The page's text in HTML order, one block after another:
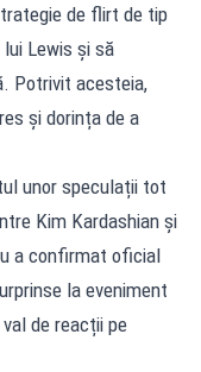
de flirt de tip
Lewis și să
Potrivit acesteia,
și dorința de a
unor speculații tot
Kim Kardashian și
a confirmat oficial
la eveniment
de reacții pe